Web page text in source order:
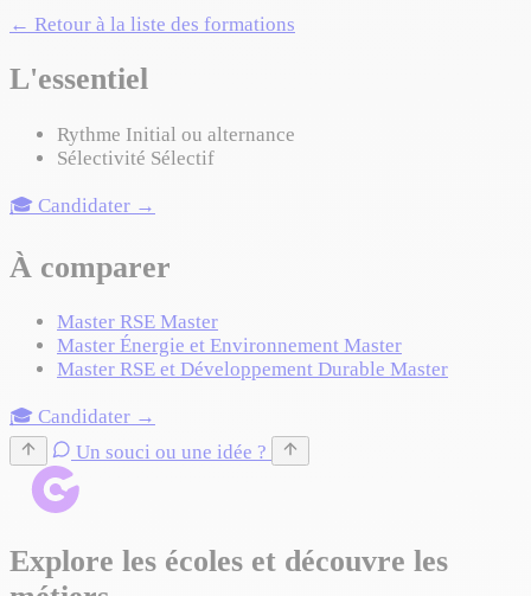
← Retour à la liste des formations
L'essentiel
Rythme Initial ou alternance
Sélectivité Sélectif
🎓 Candidater →
À comparer
Master RSE Master
Master Énergie et Environnement Master
Master RSE et Développement Durable Master
🎓 Candidater →
Un souci ou une idée ?
Explore les écoles et découvre les